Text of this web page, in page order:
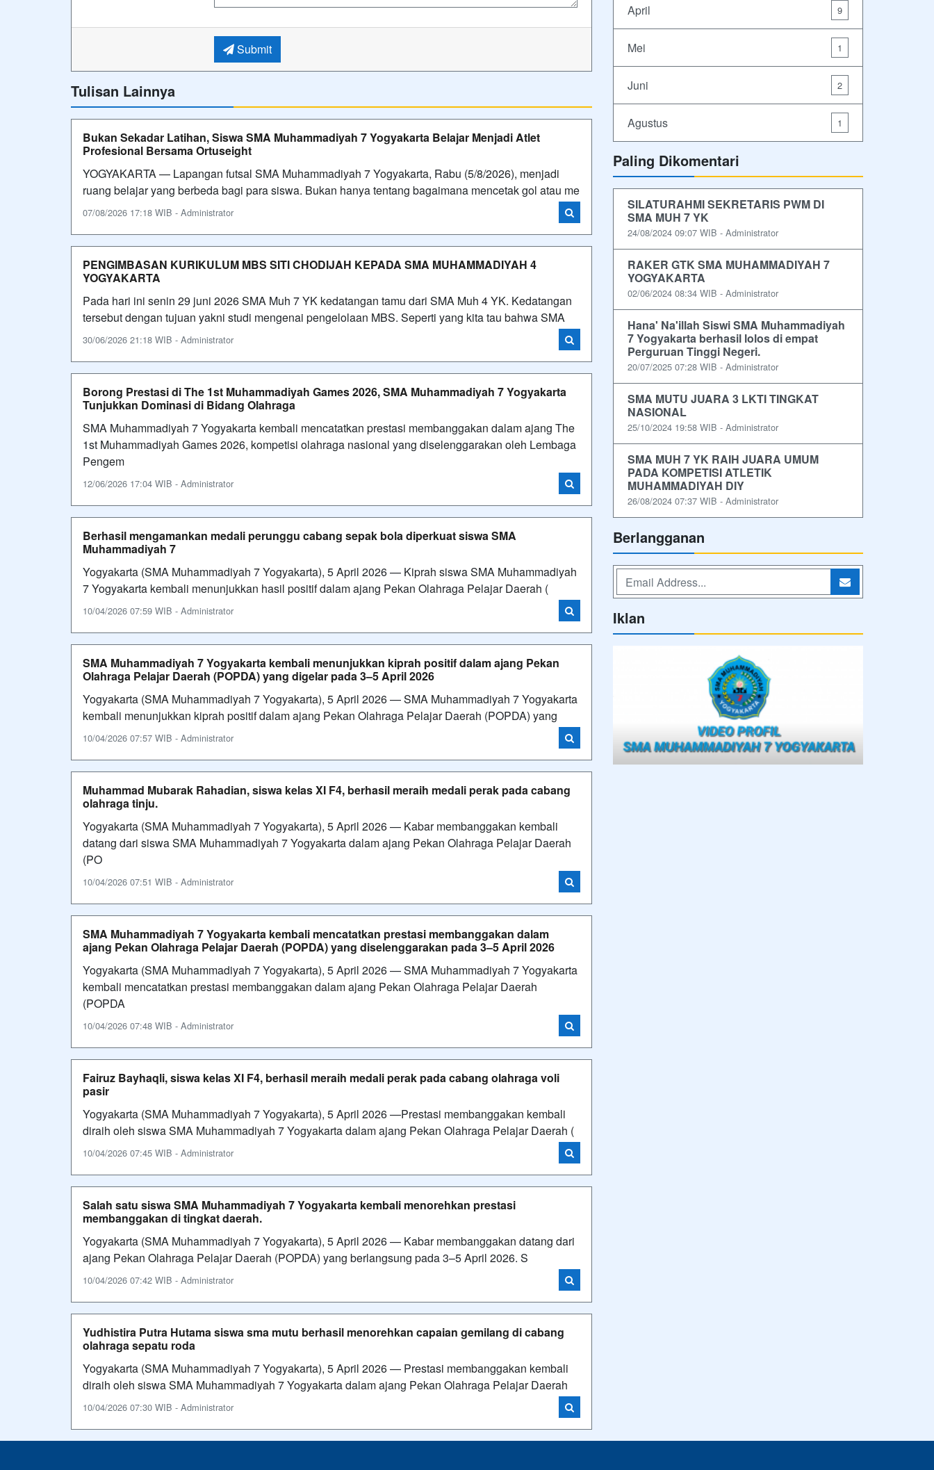
Submit
Tulisan Lainnya
Bukan Sekadar Latihan, Siswa SMA Muhammadiyah 7 Yogyakarta Belajar Menjadi Atlet
Profesional Bersama Ortuseight
YOGYAKARTA — Lapangan futsal SMA Muhammadiyah 7 Yogyakarta, Rabu (5/8/2026), menjadi
ruang belajar yang berbeda bagi para siswa. Bukan hanya tentang bagaimana mencetak gol atau me
07/08/2026 17:18 WIB - Administrator
PENGIMBASAN KURIKULUM MBS SITI CHODIJAH KEPADA SMA MUHAMMADIYAH 4
YOGYAKARTA
Pada hari ini senin 29 juni 2026 SMA Muh 7 YK kedatangan tamu dari SMA Muh 4 YK. Kedatangan
tersebut dengan tujuan yakni studi mengenai pengelolaan MBS. Seperti yang kita tau bahwa SMA
30/06/2026 21:18 WIB - Administrator
Borong Prestasi di The 1st Muhammadiyah Games 2026, SMA Muhammadiyah 7 Yogyakarta
Tunjukkan Dominasi di Bidang Olahraga
SMA Muhammadiyah 7 Yogyakarta kembali mencatatkan prestasi membanggakan dalam ajang The
1st Muhammadiyah Games 2026, kompetisi olahraga nasional yang diselenggarakan oleh Lembaga
Pengem
12/06/2026 17:04 WIB - Administrator
Berhasil mengamankan medali perunggu cabang sepak bola diperkuat siswa SMA
Muhammadiyah 7
Yogyakarta (SMA Muhammadiyah 7 Yogyakarta), 5 April 2026 — Kiprah siswa SMA Muhammadiyah
7 Yogyakarta kembali menunjukkan hasil positif dalam ajang Pekan Olahraga Pelajar Daerah (
10/04/2026 07:59 WIB - Administrator
SMA Muhammadiyah 7 Yogyakarta kembali menunjukkan kiprah positif dalam ajang Pekan
Olahraga Pelajar Daerah (POPDA) yang digelar pada 3–5 April 2026
Yogyakarta (SMA Muhammadiyah 7 Yogyakarta), 5 April 2026 — SMA Muhammadiyah 7 Yogyakarta
kembali menunjukkan kiprah positif dalam ajang Pekan Olahraga Pelajar Daerah (POPDA) yang
10/04/2026 07:57 WIB - Administrator
Muhammad Mubarak Rahadian, siswa kelas XI F4, berhasil meraih medali perak pada cabang
olahraga tinju.
Yogyakarta (SMA Muhammadiyah 7 Yogyakarta), 5 April 2026 — Kabar membanggakan kembali
datang dari siswa SMA Muhammadiyah 7 Yogyakarta dalam ajang Pekan Olahraga Pelajar Daerah
(PO
10/04/2026 07:51 WIB - Administrator
SMA Muhammadiyah 7 Yogyakarta kembali mencatatkan prestasi membanggakan dalam
ajang Pekan Olahraga Pelajar Daerah (POPDA) yang diselenggarakan pada 3–5 April 2026
Yogyakarta (SMA Muhammadiyah 7 Yogyakarta), 5 April 2026 — SMA Muhammadiyah 7 Yogyakarta
kembali mencatatkan prestasi membanggakan dalam ajang Pekan Olahraga Pelajar Daerah
(POPDA
10/04/2026 07:48 WIB - Administrator
Fairuz Bayhaqli, siswa kelas XI F4, berhasil meraih medali perak pada cabang olahraga voli
pasir
Yogyakarta (SMA Muhammadiyah 7 Yogyakarta), 5 April 2026 —Prestasi membanggakan kembali
diraih oleh siswa SMA Muhammadiyah 7 Yogyakarta dalam ajang Pekan Olahraga Pelajar Daerah (
10/04/2026 07:45 WIB - Administrator
Salah satu siswa SMA Muhammadiyah 7 Yogyakarta kembali menorehkan prestasi
membanggakan di tingkat daerah.
Yogyakarta (SMA Muhammadiyah 7 Yogyakarta), 5 April 2026 — Kabar membanggakan datang dari
ajang Pekan Olahraga Pelajar Daerah (POPDA) yang berlangsung pada 3–5 April 2026. S
10/04/2026 07:42 WIB - Administrator
Yudhistira Putra Hutama siswa sma mutu berhasil menorehkan capaian gemilang di cabang
olahraga sepatu roda
Yogyakarta (SMA Muhammadiyah 7 Yogyakarta), 5 April 2026 — Prestasi membanggakan kembali
diraih oleh siswa SMA Muhammadiyah 7 Yogyakarta dalam ajang Pekan Olahraga Pelajar Daerah
10/04/2026 07:30 WIB - Administrator
April 9
Mei 1
Juni 2
Agustus 1
Paling Dikomentari
SILATURAHMI SEKRETARIS PWM DI
SMA MUH 7 YK
24/08/2024 09:07 WIB - Administrator
RAKER GTK SMA MUHAMMADIYAH 7
YOGYAKARTA
02/06/2024 08:34 WIB - Administrator
Hana' Na'illah Siswi SMA Muhammadiyah
7 Yogyakarta berhasil lolos di empat
Perguruan Tinggi Negeri.
20/07/2025 07:28 WIB - Administrator
SMA MUTU JUARA 3 LKTI TINGKAT
NASIONAL
25/10/2024 19:58 WIB - Administrator
SMA MUH 7 YK RAIH JUARA UMUM
PADA KOMPETISI ATLETIK
MUHAMMADIYAH DIY
26/08/2024 07:37 WIB - Administrator
Berlangganan
Iklan